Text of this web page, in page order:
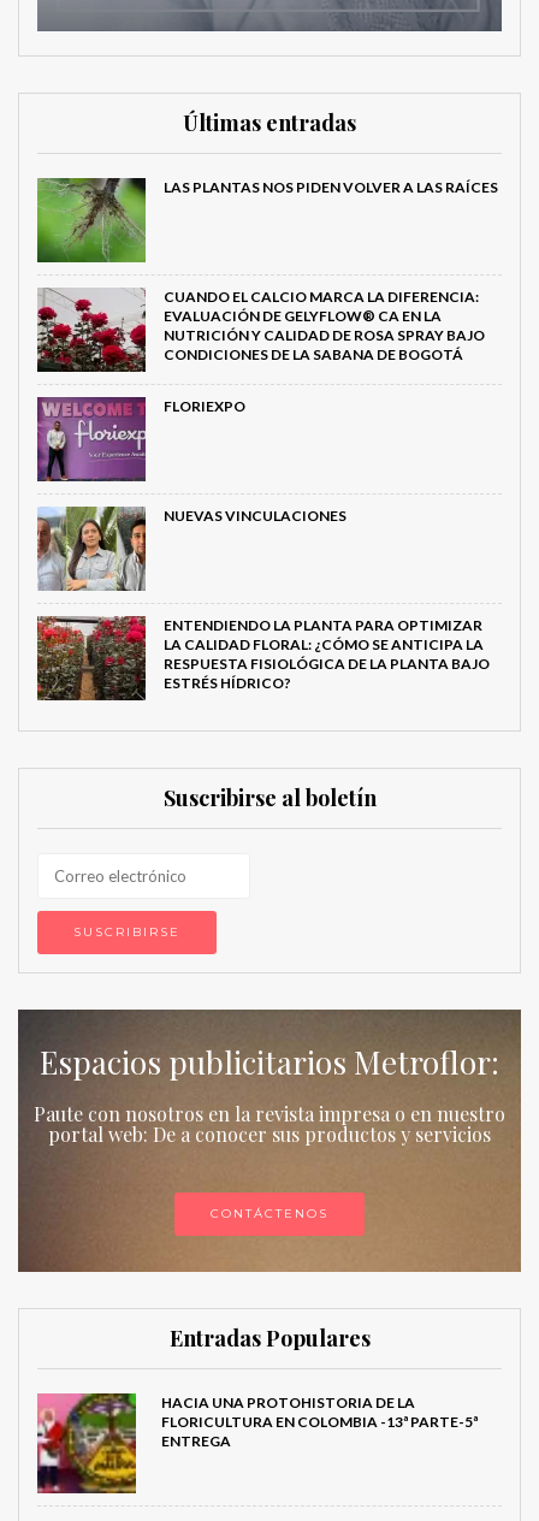
Últimas entradas
LAS PLANTAS NOS PIDEN VOLVER A LAS RAÍCES
CUANDO EL CALCIO MARCA LA DIFERENCIA:
EVALUACIÓN DE GELYFLOW® CA EN LA
NUTRICIÓN Y CALIDAD DE ROSA SPRAY BAJO
CONDICIONES DE LA SABANA DE BOGOTÁ
FLORIEXPO
NUEVAS VINCULACIONES
ENTENDIENDO LA PLANTA PARA OPTIMIZAR
LA CALIDAD FLORAL: ¿CÓMO SE ANTICIPA LA
RESPUESTA FISIOLÓGICA DE LA PLANTA BAJO
ESTRÉS HÍDRICO?
Suscribirse al boletín
Espacios publicitarios Metroflor:
Paute con nosotros en la revista impresa o en nuestro
portal web: De a conocer sus productos y servicios
CONTÁCTENOS
Entradas Populares
HACIA UNA PROTOHISTORIA DE LA
FLORICULTURA EN COLOMBIA -13ª PARTE-5ª
ENTREGA